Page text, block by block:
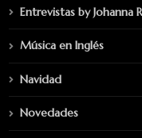
Entrevistas by Johanna
Música en Inglés
Navidad
Novedades